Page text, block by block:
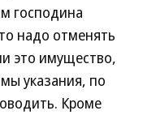
господина
надо отменять
это имущество,
указания, по
Кроме